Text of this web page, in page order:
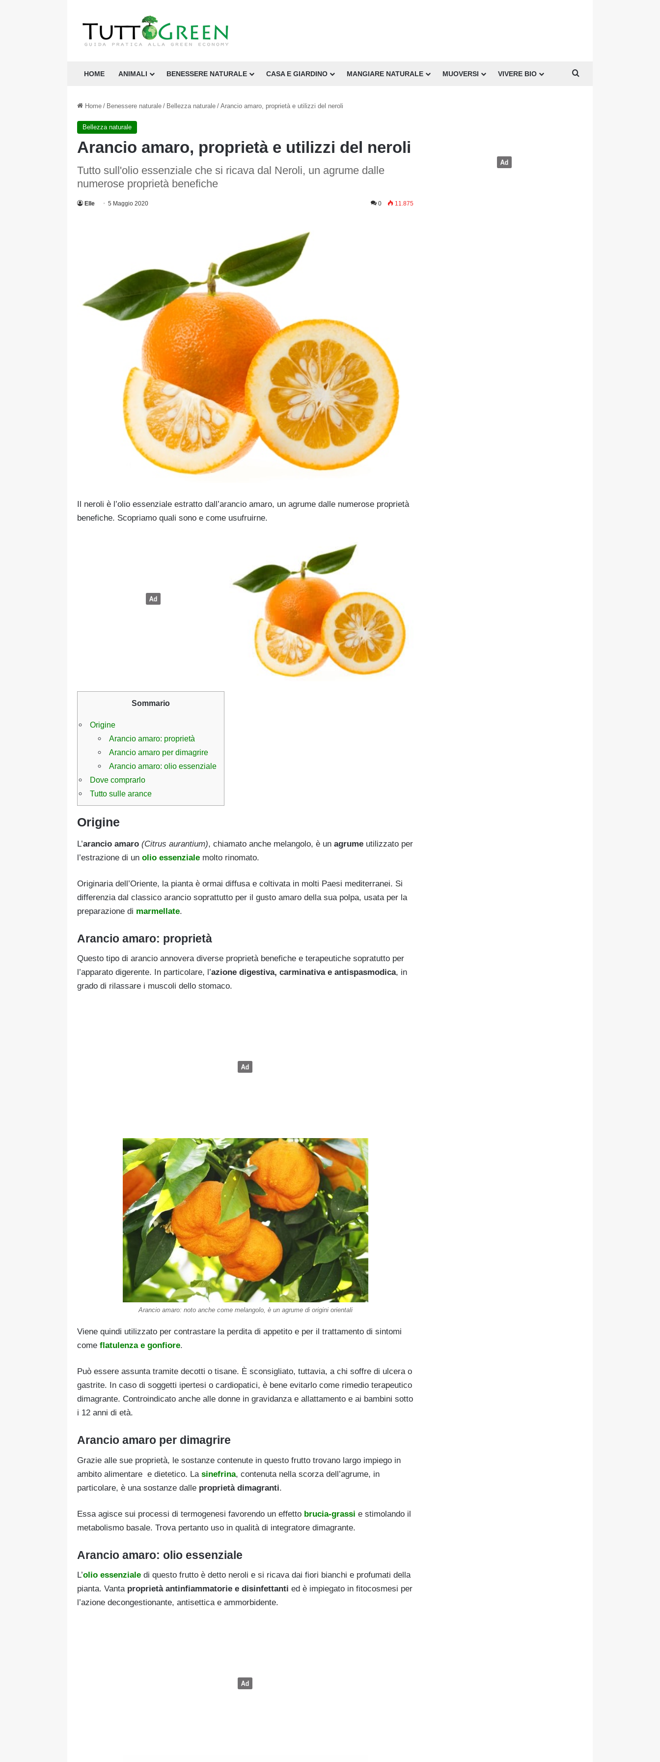
HOME ANIMALI BENESSERE NATURALE CASA E GIARDINO MANGIARE NATURALE MUOVERSI VIVERE BIO
Home / Benessere naturale / Bellezza naturale / Arancio amaro, proprietà e utilizzi del neroli
Bellezza naturale
Arancio amaro, proprietà e utilizzi del neroli
Tutto sull'olio essenziale che si ricava dal Neroli, un agrume dalle
numerose proprietà benefiche
Elle 5 Maggio 2020 0 11.875
Il neroli è l’olio essenziale estratto dall’arancio amaro, un agrume dalle numerose proprietà
benefiche. Scopriamo quali sono e come usufruirne.
Sommario
Origine
Arancio amaro: proprietà
Arancio amaro per dimagrire
Arancio amaro: olio essenziale
Dove comprarlo
Tutto sulle arance
Origine
L’arancio amaro (Citrus aurantium), chiamato anche melangolo, è un agrume utilizzato per
l’estrazione di un olio essenziale molto rinomato.
Originaria dell’Oriente, la pianta è ormai diffusa e coltivata in molti Paesi mediterranei. Si
differenzia dal classico arancio soprattutto per il gusto amaro della sua polpa, usata per la
preparazione di marmellate.
Arancio amaro: proprietà
Questo tipo di arancio annovera diverse proprietà benefiche e terapeutiche sopratutto per
l’apparato digerente. In particolare, l’azione digestiva, carminativa e antispasmodica, in
grado di rilassare i muscoli dello stomaco.
Arancio amaro: noto anche come melangolo, è un agrume di origini orientali
Viene quindi utilizzato per contrastare la perdita di appetito e per il trattamento di sintomi
come flatulenza e gonfiore.
Può essere assunta tramite decotti o tisane. È sconsigliato, tuttavia, a chi soffre di ulcera o
gastrite. In caso di soggetti ipertesi o cardiopatici, è bene evitarlo come rimedio terapeutico
dimagrante. Controindicato anche alle donne in gravidanza e allattamento e ai bambini sotto
i 12 anni di età.
Arancio amaro per dimagrire
Grazie alle sue proprietà, le sostanze contenute in questo frutto trovano largo impiego in
ambito alimentare e dietetico. La sinefrina, contenuta nella scorza dell’agrume, in
particolare, è una sostanze dalle proprietà dimagranti.
Essa agisce sui processi di termogenesi favorendo un effetto brucia-grassi e stimolando il
metabolismo basale. Trova pertanto uso in qualità di integratore dimagrante.
Arancio amaro: olio essenziale
L’olio essenziale di questo frutto è detto neroli e si ricava dai fiori bianchi e profumati della
pianta. Vanta proprietà antinfiammatorie e disinfettanti ed è impiegato in fitocosmesi per
l’azione decongestionante, antisettica e ammorbidente.